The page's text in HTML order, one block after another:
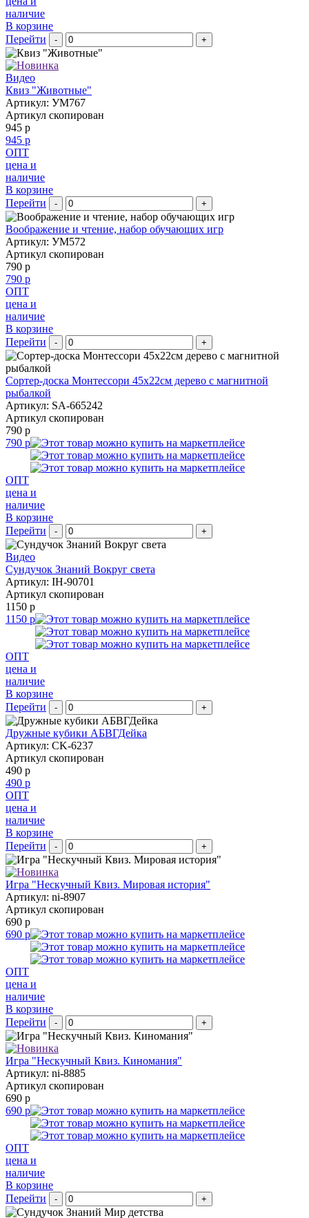
наличие
В корзине
Перейти
- +
Видео
Квиз "Животные"
Артикул: УМ767
Артикул скопирован
945 р
945 р
ОПТ
цена и
наличие
В корзине
Перейти
- +
Воображение и чтение, набор обучающих игр
Артикул: УМ572
Артикул скопирован
790 р
790 р
ОПТ
цена и
наличие
В корзине
Перейти
- +
Сортер-доска Монтессори 45х22см дерево с магнитной
рыбалкой
Артикул: SA-665242
Артикул скопирован
790 р
790 р
ОПТ
цена и
наличие
В корзине
Перейти
- +
Видео
Сундучок Знаний Вокруг света
Артикул: IH-90701
Артикул скопирован
1150 р
1150 р
ОПТ
цена и
наличие
В корзине
Перейти
- +
Дружные кубики АБВГДейка
Артикул: CK-6237
Артикул скопирован
490 р
490 р
ОПТ
цена и
наличие
В корзине
Перейти
- +
Игра "Нескучный Квиз. Мировая история"
Артикул: ni-8907
Артикул скопирован
690 р
690 р
ОПТ
цена и
наличие
В корзине
Перейти
- +
Игра "Нескучный Квиз. Киномания"
Артикул: ni-8885
Артикул скопирован
690 р
690 р
ОПТ
цена и
наличие
В корзине
Перейти
- +